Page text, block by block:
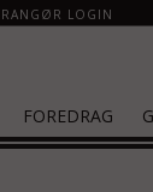
LOGIN
FOREDRAG